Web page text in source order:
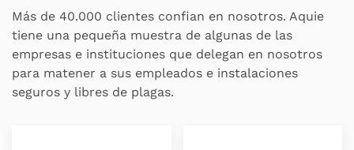
Más de 40.000 clientes confian en nosotros. Aquie
tiene una pequeña muestra de algunas de las
empresas e instituciones que delegan en nosotros
para matener a sus empleados e instalaciones
seguros y libres de plagas.